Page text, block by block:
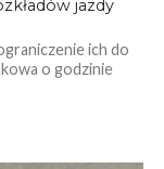
jazdy
ich do
o godzinie